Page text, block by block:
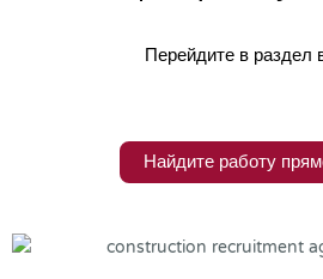
Перейдите в раздел
Найдите работу